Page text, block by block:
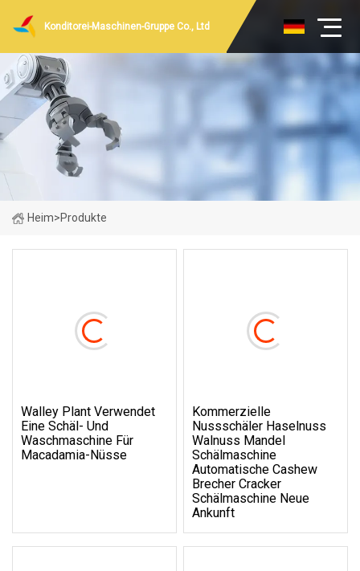
Konditorei-Maschinen-Gruppe Co., Ltd
Heim>Produkte
Walley Plant Verwendet
Eine Schäl- Und
Waschmaschine Für
Macadamia-Nüsse
Kommerzielle
Nussschäler Haselnuss
Walnuss Mandel
Schälmaschine
Automatische Cashew
Brecher Cracker
Schälmaschine Neue
Ankunft